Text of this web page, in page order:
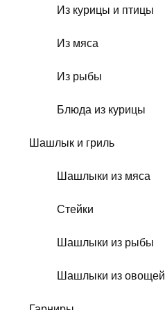
Из курицы и птицы
Из мяса
Из рыбы
Блюда из курицы
Шашлык и гриль
Шашлыки из мяса
Стейки
Шашлыки из рыбы
Шашлыки из овощей